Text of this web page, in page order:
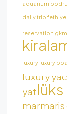
aquarium
daily trip fethiye
reservation
luxury luxury
luxury
yat